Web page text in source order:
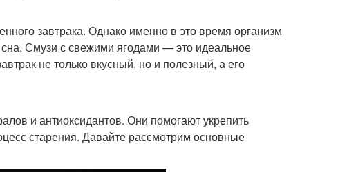
завтрака. Однако именно в это время организм
Смузи с свежими ягодами — это идеальное
не только вкусный, но и полезный, а его
и антиоксидантов. Они помогают укрепить
старения. Давайте рассмотрим основные